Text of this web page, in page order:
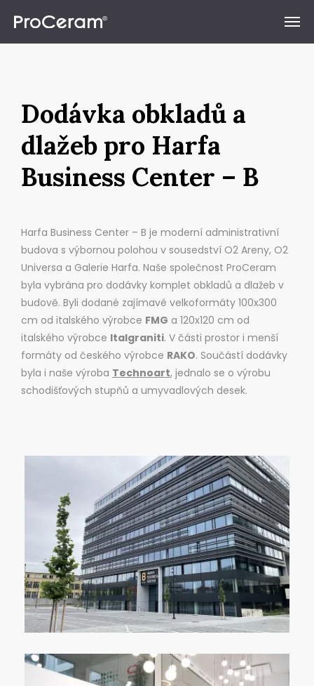
Dodávka obkladů a
dlažeb pro Harfa
Business Center – B
Harfa Business Center – B je moderní administrativní
budova s výbornou polohou v sousedství O2 Areny, O2
Universa a Galerie Harfa. Naše společnost ProCeram
byla vybrána pro dodávky komplet obkladů a dlažeb v
budově. Byli dodané zajímavé velkoformáty 100x300
cm od italského výrobce FMG a 120x120 cm od
italského výrobce Italgraniti. V části prostor i menší
formáty od českého výrobce RAKO. Součástí dodávky
byla i naše výroba Technoart, jednalo se o výrobu
schodišťových stupňů a umyvadlových desek.